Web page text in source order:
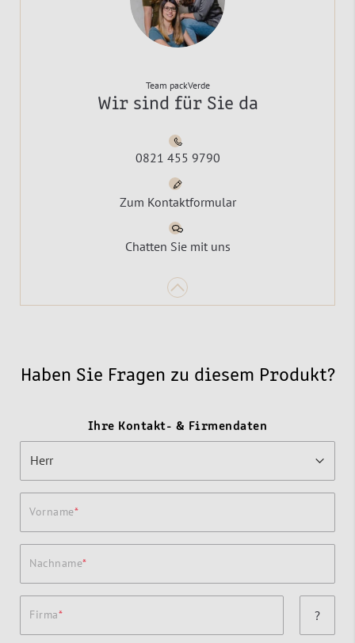
Team packVerde
Wir sind für Sie da
0821 455 9790
Zum Kontaktformular
Chatten Sie mit uns
Haben Sie Fragen zu diesem Produkt?
Ihre Kontakt- & Firmendaten
Vorname
Nachname
Firma ?